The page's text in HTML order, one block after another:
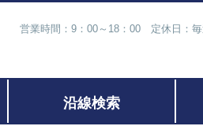
営業時間：9：00～18：00 定休日：
沿線検索